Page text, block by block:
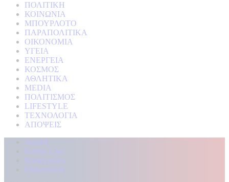
ΠΟΛΙΤΙΚΗ
ΚΟΙΝΩΝΙΑ
ΜΠΟΥΡΛΟΤΟ
ΠΑΡΑΠΟΛΙΤΙΚΑ
ΟΙΚΟΝΟΜΙΑ
ΥΓΕΙΑ
ΕΝΕΡΓΕΙΑ
ΚΟΣΜΟΣ
ΑΘΛΗΤΙΚΑ
MEDIA
ΠΟΛΙΤΙΣΜΟΣ
LIFESTYLE
ΤΕΧΝΟΛΟΓΙΑ
ΑΠΟΨΕΙΣ
Αρχική
Kontra Live
Καταγγελίες
Επικοινωνία